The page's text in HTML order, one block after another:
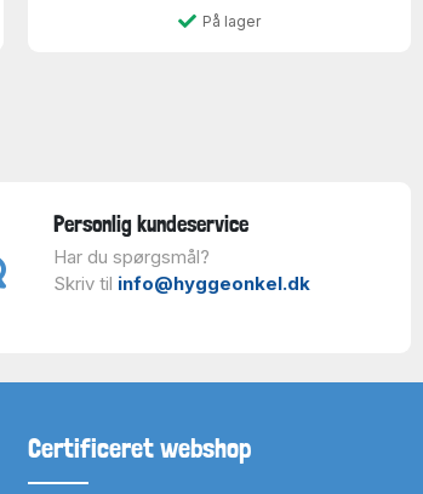
På lager
Personlig kundeservice
Har du spørgsmål?
Skriv til info@hyggeonkel.dk
Certificeret webshop